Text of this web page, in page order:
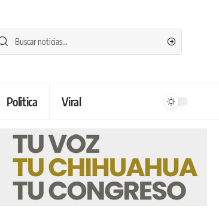
Politica Viral